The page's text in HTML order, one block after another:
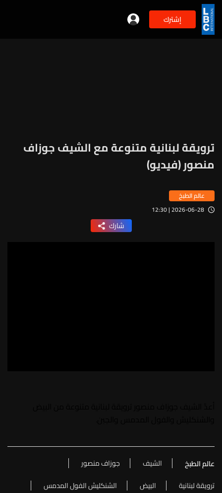
إشترك
ترويقة لبنانية متنوعة مع الشيف جوزاف
منصور (فيديو)
عالم الطبخ
2026-06-28 | 12:30
شارك
عالم الطبخ الشيف
جوزاف منصور
ترويقة لبنانية
البيض
الشنكليش الفول المدمس